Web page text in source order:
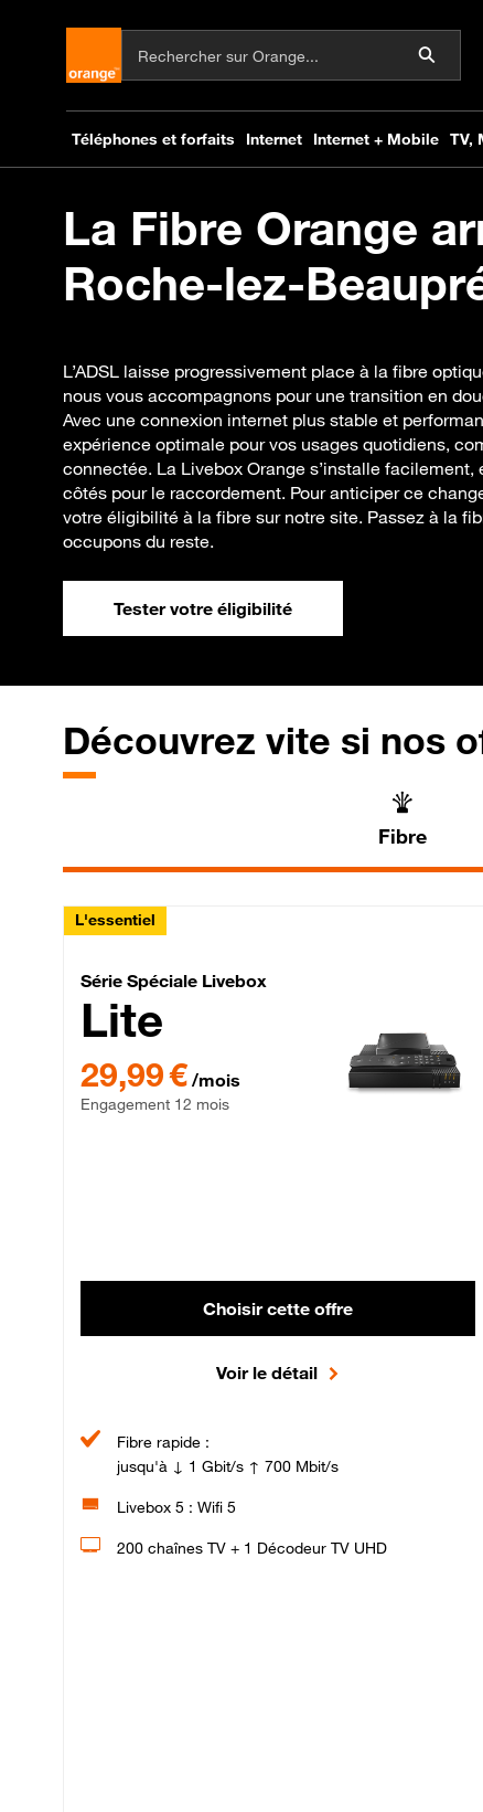
La Fibre Orange
Roche-lez-
L’ADSL laisse progressivement place à la fibre
nous vous accompagnons pour une transition en
Avec une connexion internet plus stable et
expérience optimale pour vos usages quotidiens,
connectée. La Livebox Orange s’installe facilement,
côtés pour le raccordement. Pour anticiper ce
votre éligibilité à la fibre sur notre site. Passez à la
occupons du reste.
Tester votre éligibilité
Découvrez vite si nos
Fibre
L'essentiel
Série Spéciale
Série Spéciale Livebox
Lite
29,99 € par mois , Engagement 12 mois
29,99 € /mois
Engagement 12 mois
Choisir cette offre
Voir le détail
Fibre rapide :
jusqu'à ↓ 1 Gbit/s ↑ 700 Mbit/s
Livebox 5 : Wifi 5
200 chaînes TV + 1 Décodeur TV UHD